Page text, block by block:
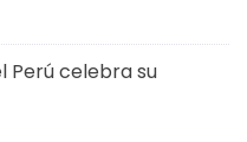
Perú celebra su